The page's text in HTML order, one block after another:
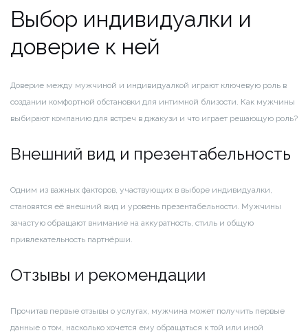
Выбор индивидуалки и
доверие к ней
Доверие между мужчиной и индивидуалкой играют ключевую роль в
создании комфортной обстановки для интимной близости. Как мужчины
выбирают компанию для встреч в джакузи и что играет решающую роль?
Внешний вид и презентабельность
Одним из важных факторов, участвующих в выборе индивидуалки,
становятся её внешний вид и уровень презентабельности. Мужчины
зачастую обращают внимание на аккуратность, стиль и общую
привлекательность партнёрши.
Отзывы и рекомендации
Прочитав первые отзывы о услугах, мужчина может получить первые
данные о том, насколько хочется ему обращаться к той или иной